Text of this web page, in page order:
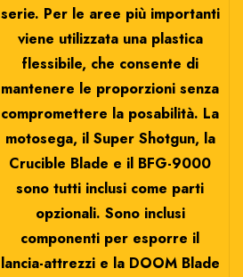
serie. Per le aree più importanti
viene utilizzata una plastica
flessibile, che consente di
mantenere le proporzioni senza
compromettere la posabilità. La
motosega, il Super Shotgun, la
Crucible Blade e il BFG-9000
sono tutti inclusi come parti
opzionali. Sono inclusi
componenti per esporre il
lancia-attrezzi e la DOOM Blade